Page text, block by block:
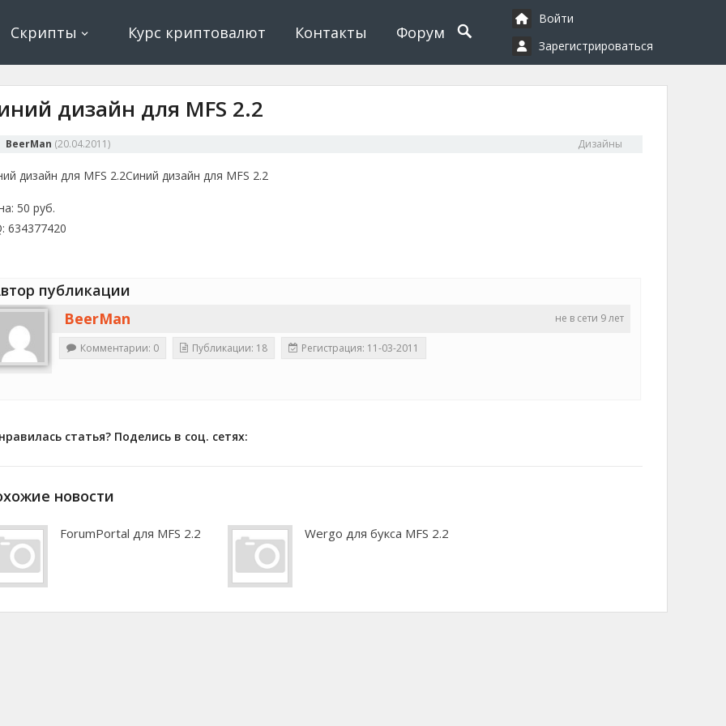
криптовалюта
Скрипты Курс криптовалют Контакты Форум
Войти
Зарегистрироваться
дизайн для MFS 2.2
BeerMan (20.04.2011) Дизайны
дизайн для MFS 2.2Синий дизайн для MFS 2.2
50 руб.
634377420
публикации
не в сети 9 лет
BeerMan
Комментарии: 0 Публикации: 18 Регистрация: 11-03-2011
статья? Поделись в соц. сетях:
новости
ForumPortal для MFS 2.2 Wergo для букса MFS 2.2